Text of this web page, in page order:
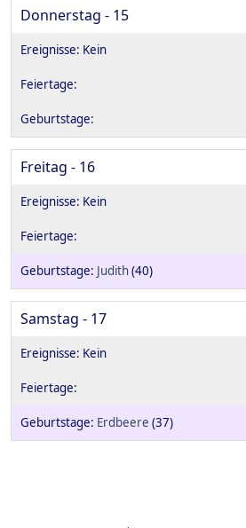
Donnerstag - 15
Freitag - 16
Judith(40)
Samstag - 17
Erdbeere (37)